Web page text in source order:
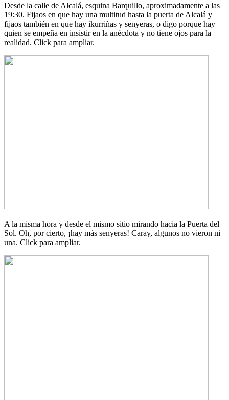
Desde la calle de Alcalá, esquina Barquillo, aproximadamente a las
19:30. Fijaos en que hay una multitud hasta la puerta de Alcalá y
fijaos también en que hay ikurriñas y senyeras, o digo porque hay
quien se empeña en insistir en la anécdota y no tiene ojos para la
realidad. Click para ampliar.
A la misma hora y desde el mismo sitio mirando hacia la Puerta del
Sol. Oh, por cierto, ¡hay más senyeras! Caray, algunos no vieron ni
una. Click para ampliar.